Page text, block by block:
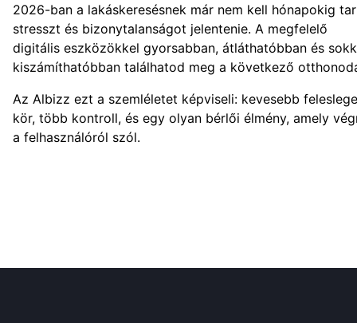
2026-ban a lakáskeresésnek már nem kell hónapokig
stresszt és bizonytalanságot jelentenie. A megfelelő
digitális eszközökkel gyorsabban, átláthatóbban és
kiszámíthatóbban találhatod meg a következő
Az Albizz ezt a szemléletet képviseli: kevesebb
kör, több kontroll, és egy olyan bérlői élmény, amely
a felhasználóról szól.